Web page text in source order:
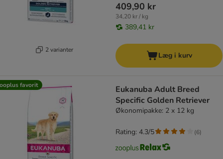
2 varianter
409,90 kr
34,20 kr / kg
389,41 kr
Læg i kurv
favorit
Eukanuba Adult Breed
Specific Golden Retriever
Økonomipakke: 2 x 12 kg
Rating: 4.3/5 (6)